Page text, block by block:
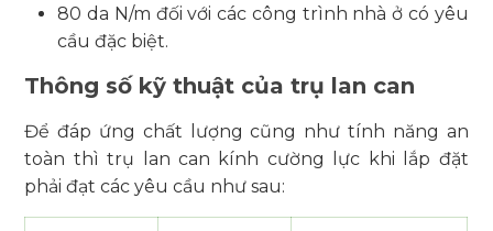
80 da N/m đối với các công trình nhà ở có yêu
cầu đặc biệt.
Thông số kỹ thuật của trụ lan can
Để đáp ứng chất lượng cũng như tính năng an
toàn thì trụ lan can kính cường lực khi lắp đặt
phải đạt các yêu cầu như sau: